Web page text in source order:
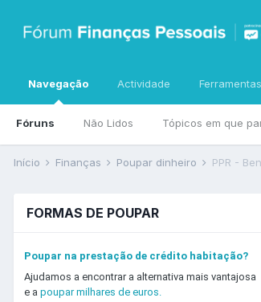
Navegação
Fóruns Não Lidos Tópicos em que
Actividade
Início Finanças Poupar dinheiro PPR -
FORMAS DE POUPAR
Poupar na prestação de crédito habitação?
Ajudamos a encontrar a alternativa mais vantajosa
e a poupar milhares de euros.